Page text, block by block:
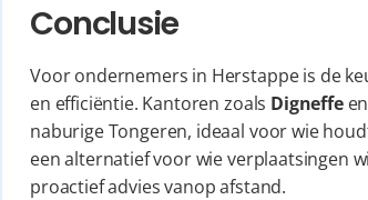
Conclusie
Voor ondernemers in Herstappe is de
en efficiëntie. Kantoren zoals Digneffe
naburige Tongeren, ideaal voor wie
een alternatief voor wie verplaatsingen
proactief advies vanop afstand.